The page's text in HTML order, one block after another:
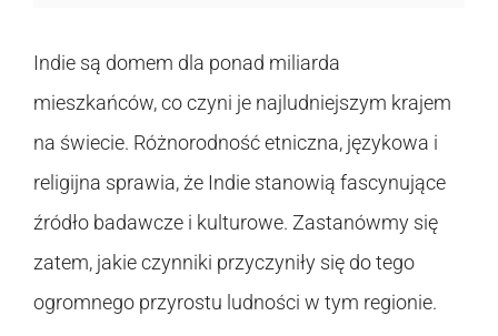
Indie są domem dla ponad miliarda
mieszkańców, co czyni je najludniejszym krajem
na świecie. Różnorodność etniczna, językowa i
religijna sprawia, że Indie stanowią fascynujące
źródło badawcze i kulturowe. Zastanówmy się
zatem, jakie czynniki przyczyniły się do tego
ogromnego przyrostu ludności w tym regionie.